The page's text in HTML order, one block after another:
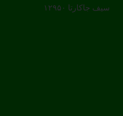
سیف جاکارتا ۱۲۹۵۰